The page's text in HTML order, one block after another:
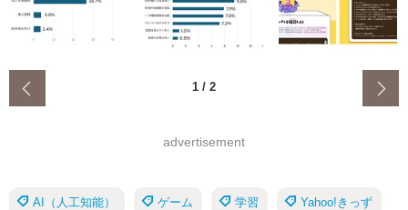
1 / 2
advertisement
AI（人工知能） ゲーム 学習 Yahoo!きっず